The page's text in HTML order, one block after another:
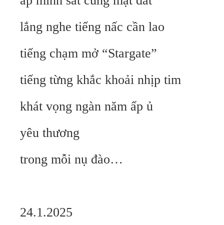
lắng nghe tiếng nấc cần lao
tiếng chạm mở “Stargate”
tiếng từng khắc khoải nhịp tim
khát vọng ngàn năm ấp ủ
yêu thương
trong mỗi nụ đào…
24.1.2025